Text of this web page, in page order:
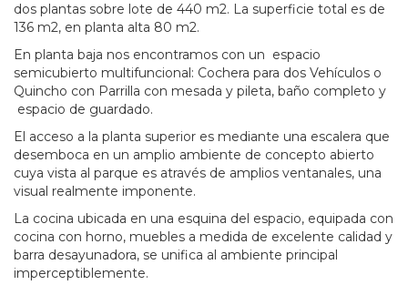
dos plantas sobre lote de 440 m2. La superficie total es de
136 m2, en planta alta 80 m2.
En planta baja nos encontramos con un espacio
semicubierto multifuncional: Cochera para dos Vehículos o
Quincho con Parrilla con mesada y pileta, baño completo y
espacio de guardado.
El acceso a la planta superior es mediante una escalera que
desemboca en un amplio ambiente de concepto abierto
cuya vista al parque es através de amplios ventanales, una
visual realmente imponente.
La cocina ubicada en una esquina del espacio, equipada con
cocina con horno, muebles a medida de excelente calidad y
barra desayunadora, se unifica al ambiente principal
imperceptiblemente.